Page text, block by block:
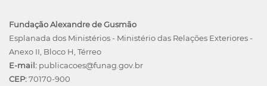
Fundação Alexandre de Gusmão
Esplanada dos Ministérios - Ministério das Relações Exteriores -
Anexo II, Bloco H, Térreo
E-mail: publicacoes@funag.gov.br
CEP:70170-900